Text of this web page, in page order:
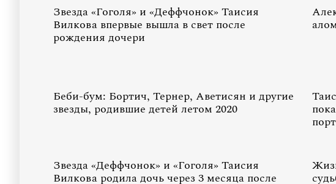
Звезда «Гоголя» и «Деффчонок» Таисия
Вилкова впервые вышла в свет после
рождения дочери
Беби-бум: Бортич, Тернер, Аветисян и другие
звезды, родившие детей летом 2020
Звезда «Деффчонок» и «Гоголя» Таисия
Вилкова родила дочь через 3 месяца после